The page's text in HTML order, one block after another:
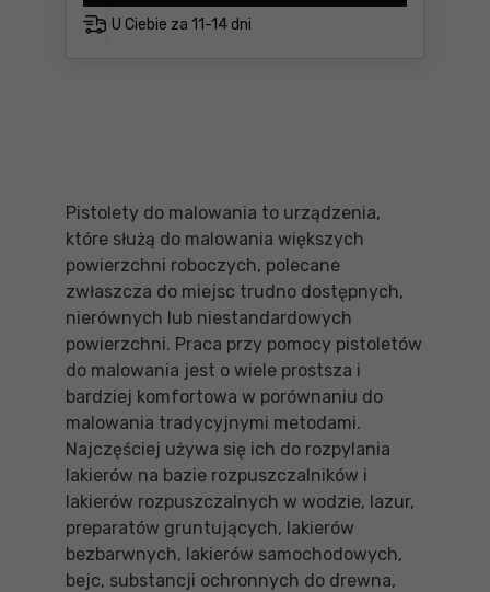
U Ciebie za 11-14 dni
Pistolety do malowania to urządzenia,
które służą do malowania większych
powierzchni roboczych, polecane
zwłaszcza do miejsc trudno dostępnych,
nierównych lub niestandardowych
powierzchni. Praca przy pomocy pistoletów
do malowania jest o wiele prostsza i
bardziej komfortowa w porównaniu do
malowania tradycyjnymi metodami.
Najczęściej używa się ich do rozpylania
lakierów na bazie rozpuszczalników i
lakierów rozpuszczalnych w wodzie, lazur,
preparatów gruntujących, lakierów
bezbarwnych, lakierów samochodowych,
bejc, substancji ochronnych do drewna,